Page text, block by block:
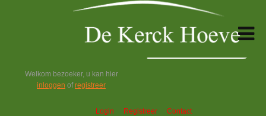
Welkom bezoeker, u kan hier
inloggen ofregistreer
Login Registreer Contact